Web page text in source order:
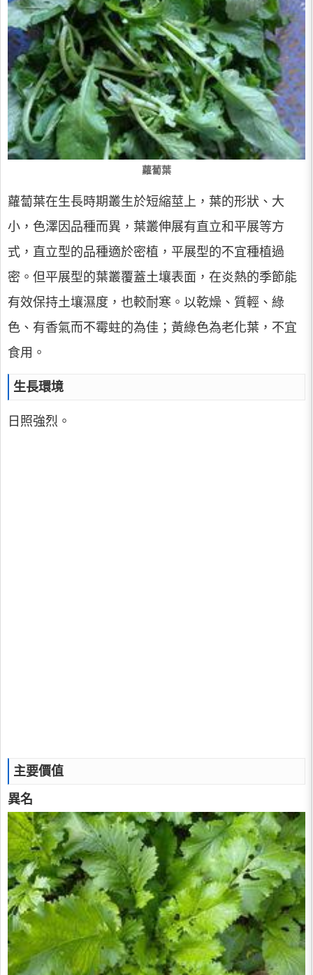
蘿蔔葉
蘿蔔葉在生長時期叢生於短縮莖上，葉的形狀、大
小，色澤因品種而異，葉叢伸展有直立和平展等方
式，直立型的品種適於密植，平展型的不宜種植過
密。但平展型的葉叢覆蓋土壤表面，在炎熱的季節能
有效保持土壤濕度，也較耐寒。以乾燥、質輕、綠
色、有香氣而不霉蛀的為佳；黃綠色為老化葉，不宜
食用。
生長環境
日照強烈。
主要價值
異名